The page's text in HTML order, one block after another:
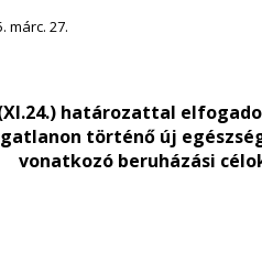
márc. 27.
(XI.24.) határozattal
történő új
vonatkozó beruházási